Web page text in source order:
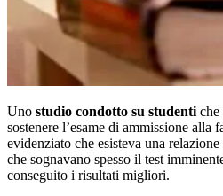
Uno studio condotto su studenti che
sostenere l’esame di ammissione alla
evidenziato che esisteva una
che sognavano spesso il test
conseguito i risultati migliori.